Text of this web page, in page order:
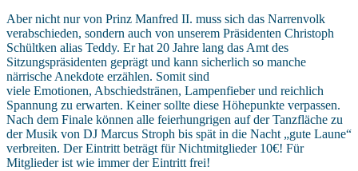
Aber nicht nur von Prinz Manfred II. muss sich das Narrenvolk
verabschieden, sondern auch von unserem Präsidenten Christoph
Schültken alias Teddy. Er hat 20 Jahre lang das Amt des
Sitzungspräsidenten geprägt und kann sicherlich so manche
närrische Anekdote erzählen. Somit sind
viele Emotionen, Abschiedstränen, Lampenfieber und reichlich
Spannung zu erwarten. Keiner sollte diese Höhepunkte verpassen.
Nach dem Finale können alle feierhungrigen auf der Tanzfläche zu
der Musik von DJ Marcus Stroph bis spät in die Nacht „gute Laune“
verbreiten. Der Eintritt beträgt für Nichtmitglieder 10€! Für
Mitglieder ist wie immer der Eintritt frei!